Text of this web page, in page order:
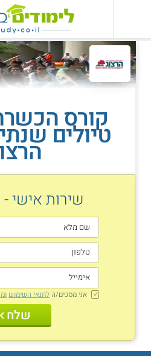
קורס
טיולים
שירות אישי
אני מסכים/ה לתנאי השימוש
שלח